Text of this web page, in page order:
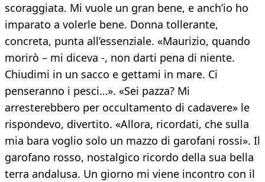
scoraggiata. Mi vuole un gran bene, e anch’io ho
imparato a volerle bene. Donna tollerante,
concreta, punta all’essenziale. «Maurizio, quando
morirò – mi diceva -, non darti pena di niente.
Chiudimi in un sacco e gettami in mare. Ci
penseranno i pesci…». «Sei pazza? Mi
arresterebbero per occultamento di cadavere» le
rispondevo, divertito. «Allora, ricordati, che sulla
mia bara voglio solo un mazzo di garofani rossi». Il
garofano rosso, nostalgico ricordo della sua bella
terra andalusa. Un giorno mi viene incontro con il